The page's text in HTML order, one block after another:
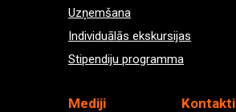
Uzņemšana
Individuālās ekskursijas
Stipendiju programma
Kontakti
Mediji